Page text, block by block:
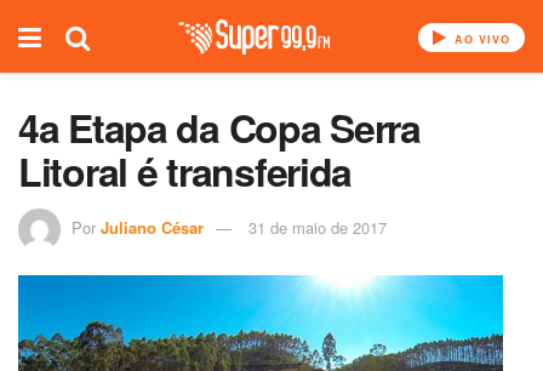
AO VIVO
4a Etapa da Copa Serra
Litoral é transferida
Por Juliano César 31 de maio de 2017